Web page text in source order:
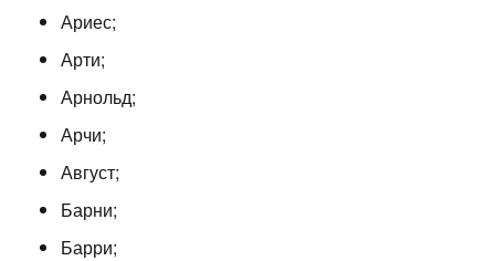
Ариес;
Арти;
Арнольд;
Арчи;
Август;
Барни;
Барри;